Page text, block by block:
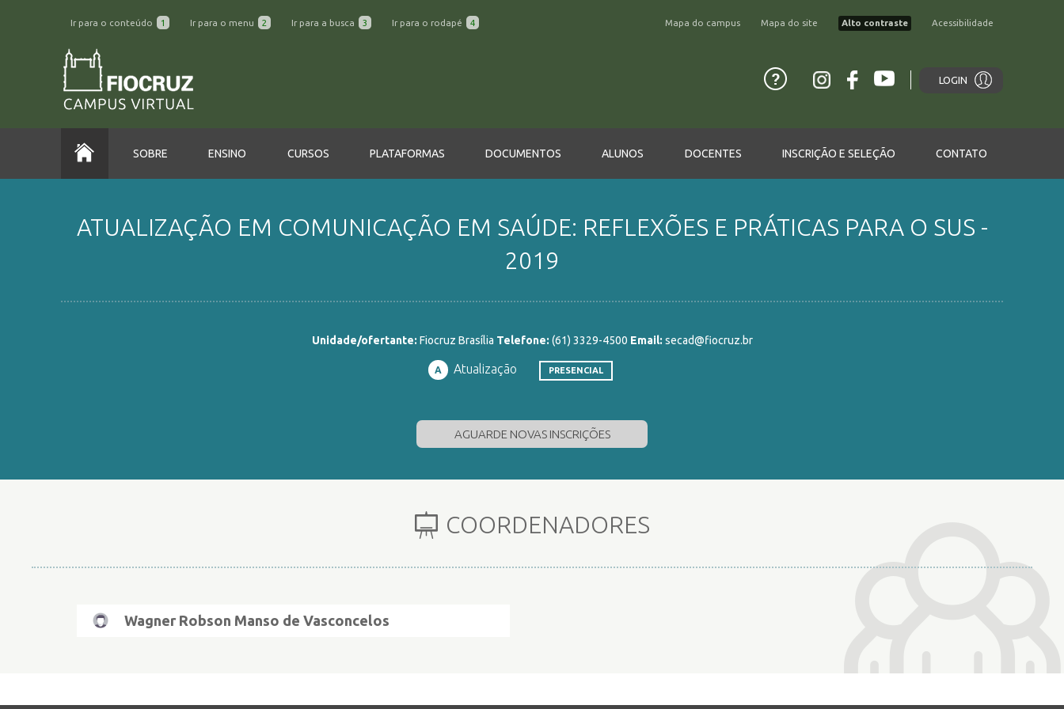
Ir para o conteúdo 1 Ir para o menu 2 Ir para a busca 3 Ir para o rodapé 4 Mapa do campus Mapa do site Alto contraste Acessibilidade
LOGIN
SOBRE ENSINO CURSOS PLATAFORMAS DOCUMENTOS ALUNOS DOCENTES INSCRIÇÃO E SELEÇÃO CONTATO
ATUALIZAÇÃO EM COMUNICAÇÃO EM SAÚDE: REFLEXÕES E PRÁTICAS PARA O SUS -
2019
Unidade/ofertante: Fiocruz Brasília Telefone: (61) 3329-4500 Email: secad@fiocruz.br
A Atualização PRESENCIAL
AGUARDE NOVAS INSCRIÇÕES
COORDENADORES
Wagner Robson Manso de Vasconcelos